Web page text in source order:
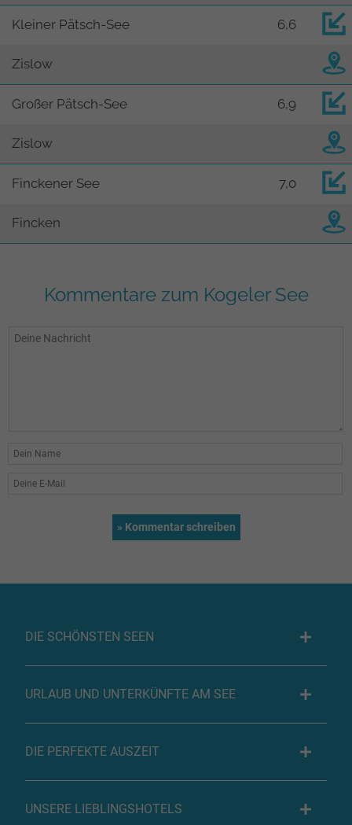
Kleiner Pätsch-See 6,6
Zislow
Großer Pätsch-See 6,9
Zislow
Finckener See 7,0
Fincken
Kommentare zum Kogeler See
DIE SCHÖNSTEN SEEN
URLAUB UND UNTERKÜNFTE AM SEE
DIE PERFEKTE AUSZEIT
UNSERE LIEBLINGSHOTELS